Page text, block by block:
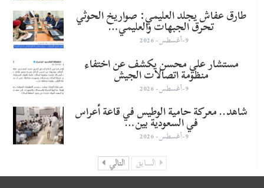
طارق عفاش يجلد العليمي: صواريخ الحوثي
تحرق الجبهات والعليمي…
9-أغسطس- 2026
مستشار علي محسن يكشف عن اختفاء
منظومة اتصالات الجيش
9-أغسطس- 2026
شاهد.. معركة حامية الوطيس في قاعة أعراس
في السعودية بين…
9-أغسطس- 2026
السابق التالي